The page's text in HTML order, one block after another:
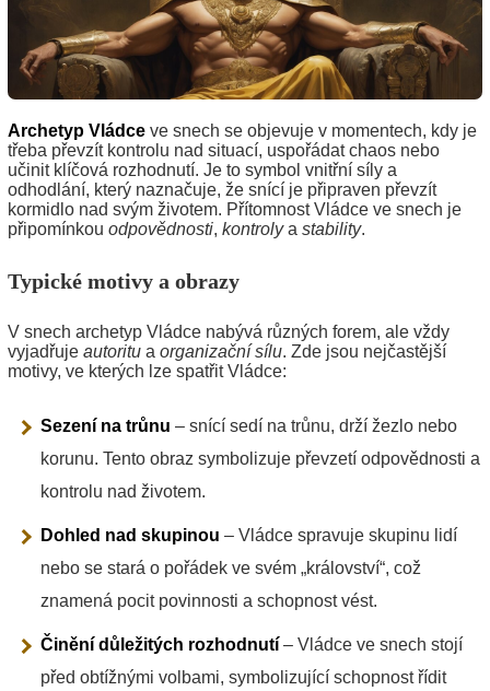
Archetyp Vládce ve snech se objevuje v momentech, kdy je
třeba převzít kontrolu nad situací, uspořádat chaos nebo
učinit klíčová rozhodnutí. Je to symbol vnitřní síly a
odhodlání, který naznačuje, že snící je připraven převzít
kormidlo nad svým životem. Přítomnost Vládce ve snech je
připomínkou odpovědnosti, kontrolya stability.
Typické motivy a obrazy
V snech archetyp Vládce nabývá různých forem, ale vždy
vyjadřuje autoritu a organizační sílu. Zde jsou nejčastější
motivy, ve kterých lze spatřit Vládce:
Sezení na trůnu – snící sedí na trůnu, drží žezlo nebo
korunu. Tento obraz symbolizuje převzetí odpovědnosti a
kontrolu nad životem.
Dohled nad skupinou – Vládce spravuje skupinu lidí
nebo se stará o pořádek ve svém „království“, což
znamená pocit povinnosti a schopnost vést.
Činění důležitých rozhodnutí – Vládce ve snech stojí
před obtížnými volbami, symbolizující schopnost řídit